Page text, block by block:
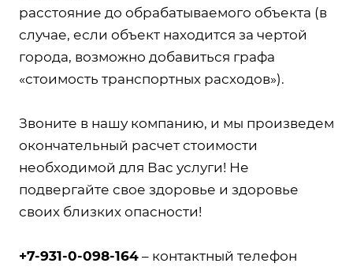
расстояние до обрабатываемого объекта (в
случае, если объект находится за чертой
города, возможно добавиться графа
«стоимость транспортных расходов»).
Звоните в нашу компанию, и мы произведем
окончательный расчет стоимости
необходимой для Вас услуги! Не
подвергайте свое здоровье и здоровье
своих близких опасности!
+7-931-0-098-164 – контактный телефон